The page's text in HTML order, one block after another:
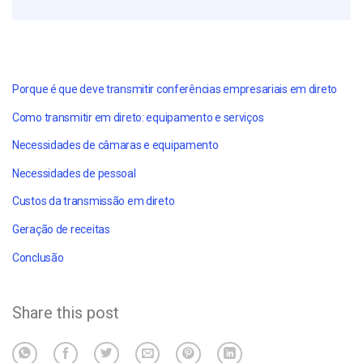
Porque é que deve transmitir conferências empresariais em direto
Como transmitir em direto: equipamento e serviços
Necessidades de câmaras e equipamento
Necessidades de pessoal
Custos da transmissão em direto
Geração de receitas
Conclusão
Share this post